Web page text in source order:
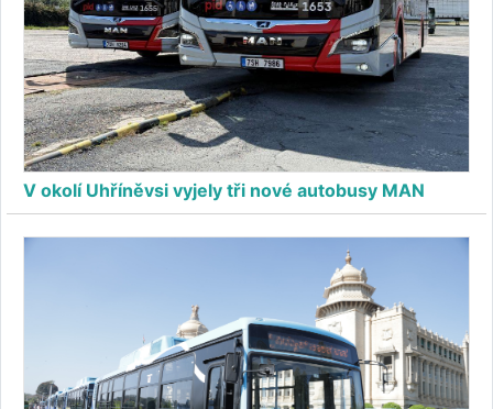
V okolí Uhříněvsi vyjely tři nové autobusy MAN